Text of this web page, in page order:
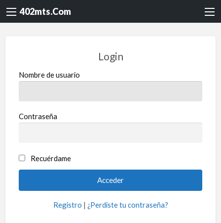
402mts.Com
Login
Nombre de usuario
Contraseña
Recuérdame
Registro | ¿Perdiste tu contraseña?